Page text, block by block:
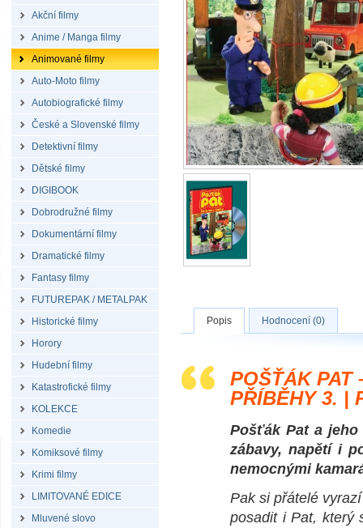
Akční filmy
Anime / Manga filmy
Animované filmy
Auto-Moto filmy
Autobiografické filmy
České a Slovenské filmy
Detektivní filmy
Dětské filmy
DIGIBOOK
Dobrodružné filmy
Dokumentární filmy
Dramatické filmy
Fantasy filmy
FUTUREPAK / METALPAK
Historické filmy
Horory
Hudební filmy
Katastrofické filmy
KOLEKCE
Komedie
Komiksové filmy
Krimi filmy
LIMITOVANÉ EDICE
Mluvené slovo
Popis Hodnocení (0)
POŠŤÁK PAT
PŘÍBĚHY 3. |
Pošťák Pat a
zábavy, napětí i
nemocnými
Pak si přátelé
posadit i Pat, který